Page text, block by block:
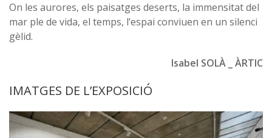
On les aurores, els paisatges deserts, la immensitat del
mar ple de vida, el temps, l’espai conviuen en un silenci
gèlid.
Isabel SOLÀ _ ÀRTIC
IMATGES DE L’EXPOSICIÓ